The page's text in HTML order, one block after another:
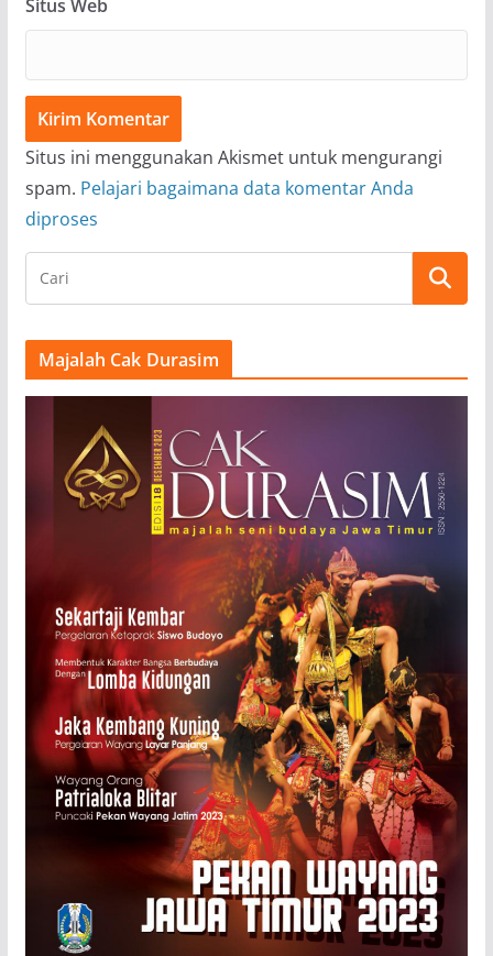
Situs Web
Situs ini menggunakan Akismet untuk mengurangi
spam. Pelajari bagaimana data komentar Anda
diproses
Majalah Cak Durasim